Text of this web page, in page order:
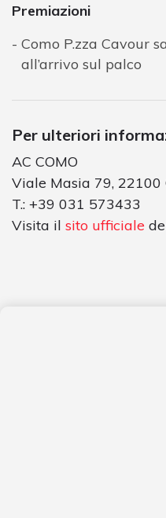
Premiazioni
Como P.zza Cavour
all’arrivo sul palco
Per ulteriori
AC COMO
Viale Masia 79, 22100
T.: +39 031 573433
Visita il sito ufficiale